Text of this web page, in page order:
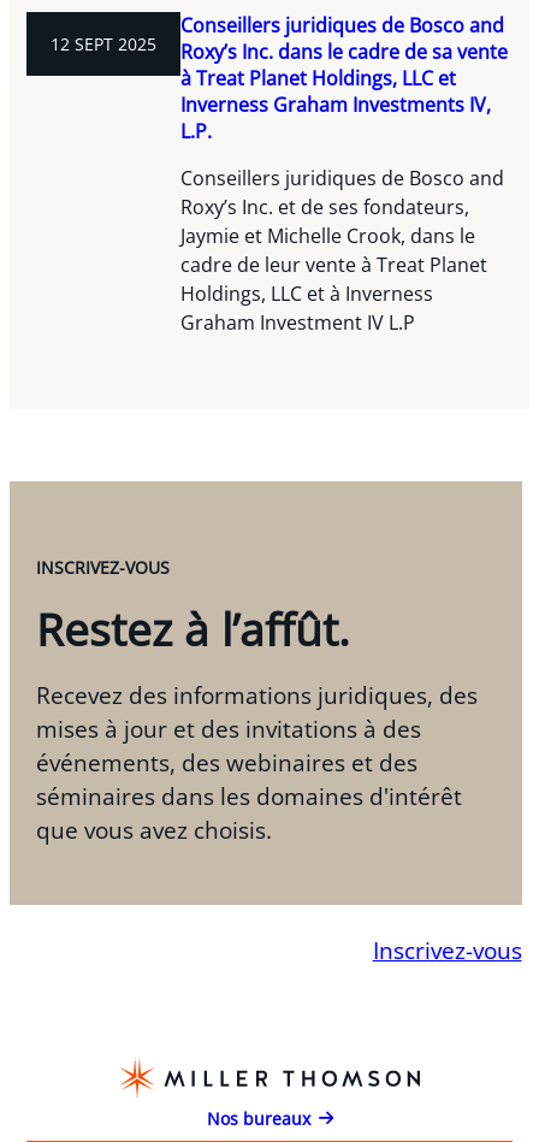
12 SEPT 2025
Conseillers juridiques de Bosco and
Roxy’s Inc. dans le cadre de sa vente
à Treat Planet Holdings, LLC et
Inverness Graham Investments IV,
L.P.
Conseillers juridiques de Bosco and
Roxy’s Inc. et de ses fondateurs,
Jaymie et Michelle Crook, dans le
cadre de leur vente à Treat Planet
Holdings, LLC et à Inverness
Graham Investment IV L.P
INSCRIVEZ-VOUS
Restez à l’affût.
Recevez des informations juridiques, des
mises à jour et des invitations à des
événements, des webinaires et des
séminaires dans les domaines d'intérêt
que vous avez choisis.
Inscrivez-vous
Nos bureaux